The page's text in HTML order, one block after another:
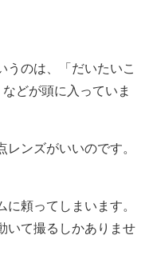
うのは、「だいたいこ
どが頭に入っていま
レンズがいいのです。
頼ってしまいます。
いて撮るしかありませ